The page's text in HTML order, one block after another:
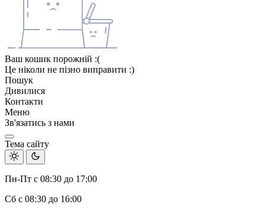
Ваш кошик порожній :(
Це ніколи не пізно виправити :)
Пошук
Дивилися
Контакти
Меню
Зв'язатись з нами
Тема сайту
Пн-Пт с 08:30 до 17:00
Сб с 08:30 до 16:00